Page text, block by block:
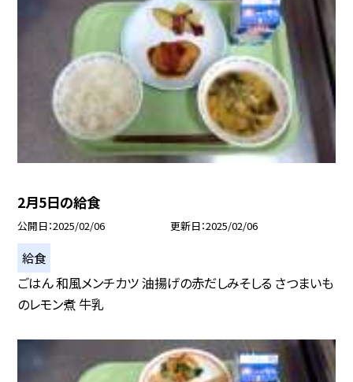
2月5日の給食
公開日 2025/02/06 更新日 2025/02/06
給食
ごはん 和風メンチカツ 油揚げの赤だしみそしる さつまいも
のレモン煮 牛乳